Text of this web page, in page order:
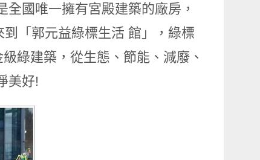
國唯一擁有宮殿建築的廠房，
「郭元益綠標生活 館」，綠標
綠建築，從生態、節能、減廢、
美好!